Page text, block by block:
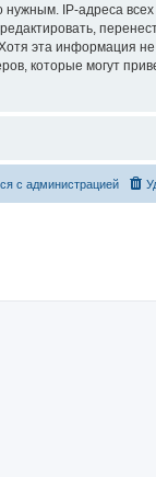
IP-адреса
эта информация
которые могут
с администрацией